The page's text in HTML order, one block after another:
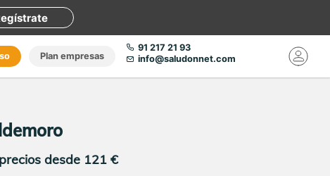
Plan empresas
91 217 21 93
info@saludonnet.com
desde 121 €